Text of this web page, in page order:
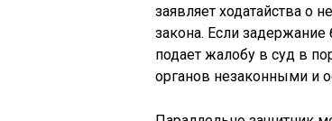
заявляет ходатайства о
закона. Если
подает жалобу в суд в
органов незаконными и